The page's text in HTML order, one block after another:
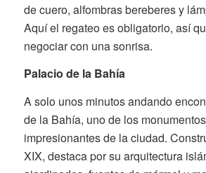
de cuero, alfombras bereberes y
Aquí el regateo es obligatorio, así
negociar con una sonrisa.
Palacio de la Bahía
A solo unos minutos andando
de la Bahía, uno de los
impresionantes de la ciudad.
XIX, destaca por su arquitectura